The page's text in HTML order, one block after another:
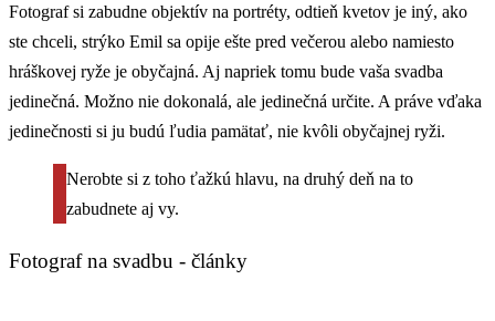
Fotograf si zabudne objektív na portréty, odtieň kvetov je iný, ako
ste chceli, strýko Emil sa opije ešte pred večerou alebo namiesto
hráškovej ryže je obyčajná. Aj napriek tomu bude vaša svadba
jedinečná. Možno nie dokonalá, ale jedinečná určite. A práve vďaka
jedinečnosti si ju budú ľudia pamätať, nie kvôli obyčajnej ryži.
Nerobte si z toho ťažkú hlavu, na druhý deň na to
zabudnete aj vy.
Fotograf na svadbu - články